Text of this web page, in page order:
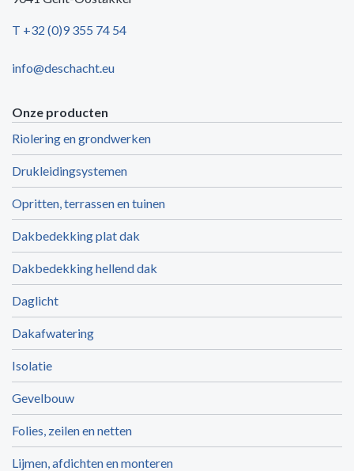
T +32 (0)9 355 74 54
info@deschacht.eu
Onze producten
Riolering en grondwerken
Drukleidingsystemen
Opritten, terrassen en tuinen
Dakbedekking plat dak
Dakbedekking hellend dak
Daglicht
Dakafwatering
Isolatie
Gevelbouw
Folies, zeilen en netten
Lijmen, afdichten en monteren